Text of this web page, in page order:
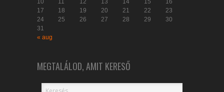
17
18 19 20 21 22
23
24
25 26 27 28 29
30
31
« aug
MEGTALÁLOD, AMIT KERESŐ